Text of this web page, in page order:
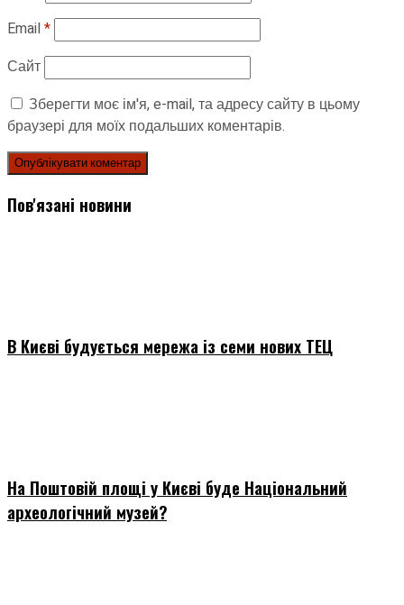
Email*
Сайт
Зберегти моє ім'я, e-mail, та адресу сайту в цьому
браузері для моїх подальших коментарів.
Пов'язані новини
В Києві будується мережа із семи нових ТЕЦ
На Поштовій площі у Києві буде Національний
археологічний музей?